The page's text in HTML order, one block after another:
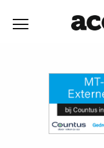
Discussie
RELEVANTIEDATUM